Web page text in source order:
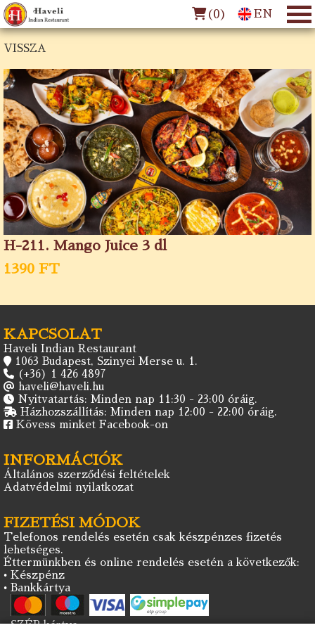
(0) EN
VISSZA
H-211. Mango Juice 3 dl
1390 FT
KAPCSOLAT
Haveli Indian Restaurant
1063 Budapest, Szinyei Merse u. 1.
(+36) 1 426 4897
haveli@haveli.hu
Nyitvatartás: Minden nap 11:30 - 23:00 óráig.
Házhozszállítás: Minden nap 12:00 - 22:00 óráig.
Kövess minket Facebook-on
INFORMÁCIÓK
Általános szerződési feltételek
Adatvédelmi nyilatkozat
FIZETÉSI MÓDOK
Telefonos rendelés esetén csak készpénzes fizetés
lehetséges.
Éttermünkben és online rendelés esetén a következők:
• Készpénz
• Bankkártya
• SZÉP kártya